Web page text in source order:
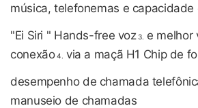
música, telefonemas e capacidade
"Ei Siri " Hands-free voz3. e melhor
conexão4. via a maçã H1 Chip de
desempenho de chamada
manuseio de chamadas